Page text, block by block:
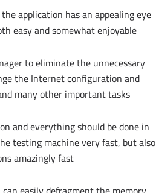
application has an appealing eye
easy and somewhat enjoyable.
to eliminate the unnecessary
the Internet configuration and
many other important tasks.
and everything should be done in
testing machine very fast, but also
amazingly fast.